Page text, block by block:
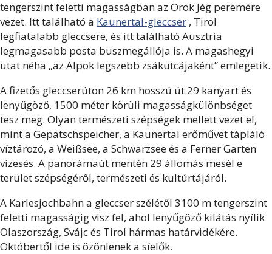
tengerszint feletti magasságban az Örök Jég peremére
vezet. Itt található a Kaunertal-gleccser , Tirol
legfiatalabb gleccsere, és itt található Ausztria
legmagasabb posta buszmegállója is. A magashegyi
utat néha „az Alpok legszebb zsákutcájaként” emlegetik.
A fizetős gleccserúton 26 km hosszú út 29 kanyart és
lenyűgöző, 1500 méter körüli magasságkülönbséget
tesz meg. Olyan természeti szépségek mellett vezet el,
mint a Gepatschspeicher, a Kaunertal erőművet tápláló
víztározó, a Weißsee, a Schwarzsee és a Ferner Garten
vízesés. A panorámaút mentén 29 állomás mesél e
terület szépségéről, természeti és kultúrtájáról.
A Karlesjochbahn a gleccser szélétől 3100 m tengerszint
feletti magasságig visz fel, ahol lenyűgöző kilátás nyílik
Olaszország, Svájc és Tirol hármas határvidékére.
Októbertől ide is özönlenek a síelők.